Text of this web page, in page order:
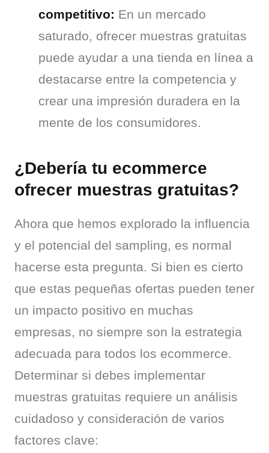
competitivo: En un mercado
saturado, ofrecer muestras gratuitas
puede ayudar a una tienda en línea a
destacarse entre la competencia y
crear una impresión duradera en la
mente de los consumidores.
¿Debería tu ecommerce
ofrecer muestras gratuitas?
Ahora que hemos explorado la influencia
y el potencial del sampling, es normal
hacerse esta pregunta. Si bien es cierto
que estas pequeñas ofertas pueden tener
un impacto positivo en muchas
empresas, no siempre son la estrategia
adecuada para todos los ecommerce.
Determinar si debes implementar
muestras gratuitas requiere un análisis
cuidadoso y consideración de varios
factores clave: